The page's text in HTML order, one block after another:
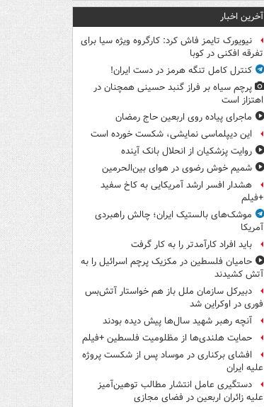
آخرین اخبار
نیویورک تایمز فاش کرد: کارگروه ویژه سیا برای
تفرقه افکنی در کوبا
کنترل کامل تنگه هرمز در دست ایران!
پرچم سیاه بر فراز گنبد حسینی همچنان در
اهتزاز است
ماجرای پیاده روی اربعین حاج رمضان
این دیپلماسی نمایشی، شکست خورده است
روایت پزشکیان از انحلال بانک آینده
شمیم خوش رضوی در هوای بین‌الحرمین
هشدار افسر ارشد آمریکایی به کاخ سفید
+فیلم
موشک‌های بالستیک ایران؛ چالش راهبردی
آمریکا
باید افراد کارآمدتر را به کار گرفت
حامیان فلسطین در مکزیک پرچم اسرائیل را به
آتش کشیدند
دبیرکل سازمان ملل باز هم خواستار آتش‌بس
فوری در اوکراین شد
آنچه رهبر شهید سال‌ها پیش دیده بودند
حمایت هلندی‌ها از مظلومیت فلسطین +فیلم
افشای برکناری در موساد پس از شکست پروژه
علیه ایران
دستگیری عامل انتشار مطالب توهین‌آمیز
علیه زائران اربعین در فضای مجازی